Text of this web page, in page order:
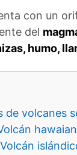
con un
del
humo,
de volcanes
Volcán